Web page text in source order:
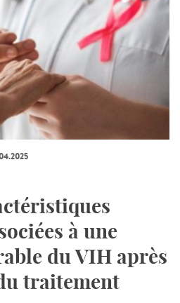
à une
du VIH après
traitement